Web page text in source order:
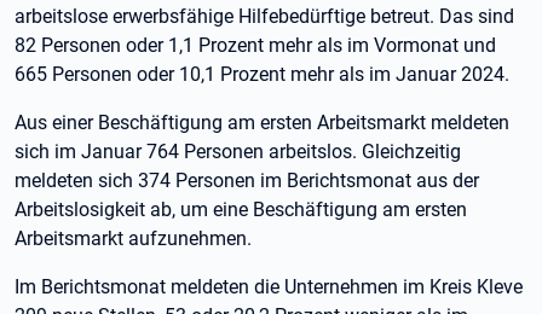
arbeitslose erwerbsfähige Hilfebedürftige betreut. Das sind
82 Personen oder 1,1 Prozent mehr als im Vormonat und
665 Personen oder 10,1 Prozent mehr als im Januar 2024.
Aus einer Beschäftigung am ersten Arbeitsmarkt meldeten
sich im Januar 764 Personen arbeitslos. Gleichzeitig
meldeten sich 374 Personen im Berichtsmonat aus der
Arbeitslosigkeit ab, um eine Beschäftigung am ersten
Arbeitsmarkt aufzunehmen.
Im Berichtsmonat meldeten die Unternehmen im Kreis Kleve